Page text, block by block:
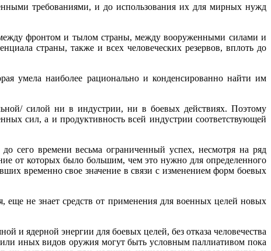
требованиями, и до использования их для мирных нужд
между фронтом и тылом стра­ны, между вооруженными силами и
страны, также и всех человеческих резервов, вплоть до
умела наиболее рациональ­но и конденсированно найти им
силой ни в индустрии, ни в боевых действиях. Поэтому
сил, а и продуктивность всей индустрии соответствующей
сего времени весьма огра­ниченный успех, несмотря на ряд
от которых было большим, чем это нужно для определенного
временно свое значе­ние в связи с изменением форм боевых
еще не знает средств от применения для военных целей новых
и ядерной энергии для боевых целей, без отказа человечества
иных видов оружия могут быть условным паллиативом пока